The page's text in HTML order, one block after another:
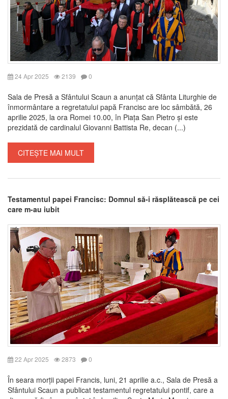
24 Apr 2025 2139 0
Sala de Presă a Sfântului Scaun a anunțat că Sfânta Liturghie de
înmormântare a regretatului papă Francisc are loc sâmbătă, 26
aprilie 2025, la ora Romei 10.00, în Piața San Pietro și este
prezidată de cardinalul Giovanni Battista Re, decan (...)
CITEȘTE MAI MULT
Testamentul papei Francisc: Domnul să-i răsplătească pe cei
care m-au iubit
22 Apr 2025 2873 0
În seara morții papei Francis, luni, 21 aprilie a.c., Sala de Presă a
Sfântului Scaun a publicat testamentul regretatului pontif, care a